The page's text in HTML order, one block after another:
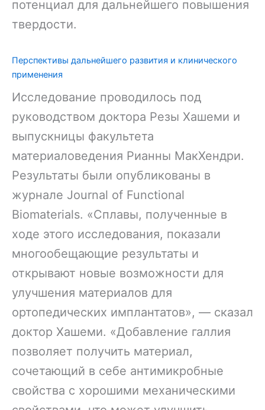
потенциал для дальнейшего повышения
твердости.
Перспективы дальнейшего развития и клинического
применения
Исследование проводилось под
руководством доктора Резы Хашеми и
выпускницы факультета
материаловедения Рианны МакХендри.
Результаты были опубликованы в
журнале Journal of Functional
Biomaterials. «Сплавы, полученные в
ходе этого исследования, показали
многообещающие результаты и
открывают новые возможности для
улучшения материалов для
ортопедических имплантатов», — сказал
доктор Хашеми. «Добавление галлия
позволяет получить материал,
сочетающий в себе антимикробные
свойства с хорошими механическими